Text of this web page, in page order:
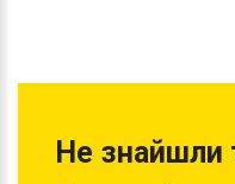
Не знайшли